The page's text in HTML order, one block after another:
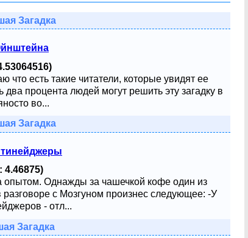
Загадка
что есть такие читатели, которые увидят ее
процента людей могут решить эту загадку в
во...
Загадка
4.46875)
опытом. Однажды за чашечкой кофе один из
с Мозгуном произнес следующее: -У
- отл...
Загадка